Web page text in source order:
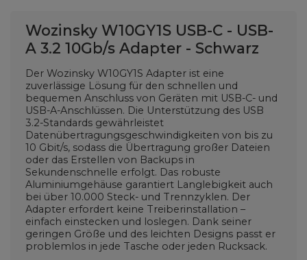
Wozinsky W10GY1S USB-C - USB-
A 3.2 10Gb/s Adapter - Schwarz
Der Wozinsky W10GY1S Adapter ist eine
zuverlässige Lösung für den schnellen und
bequemen Anschluss von Geräten mit USB-C- und
USB-A-Anschlüssen. Die Unterstützung des USB
3.2-Standards gewährleistet
Datenübertragungsgeschwindigkeiten von bis zu
10 Gbit/s, sodass die Übertragung großer Dateien
oder das Erstellen von Backups in
Sekundenschnelle erfolgt. Das robuste
Aluminiumgehäuse garantiert Langlebigkeit auch
bei über 10.000 Steck- und Trennzyklen. Der
Adapter erfordert keine Treiberinstallation –
einfach einstecken und loslegen. Dank seiner
geringen Größe und des leichten Designs passt er
problemlos in jede Tasche oder jeden Rucksack.